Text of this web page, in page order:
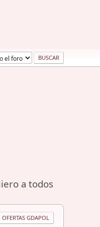
a todos
OFERTAS GDAPOL